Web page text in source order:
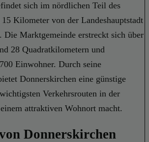
sich im nördlichen Teil des
Kilometer von der Landeshauptstadt
Die Marktgemeinde erstreckt sich über
28 Quadratkilometern und
Einwohner. Durch seine
Donnerskirchen eine günstige
Verkehrsrouten in der
attraktiven Wohnort macht.
Donnerskirchen